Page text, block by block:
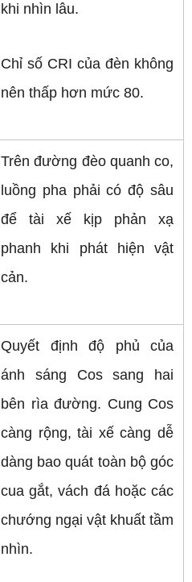
khi nhìn lâu.
Chỉ số CRI của đèn không
nên thấp hơn mức 80.
Trên đường đèo quanh co,
luồng pha phải có độ sâu
để tài xế kịp phản xạ
phanh khi phát hiện vật
cản.
Quyết định độ phủ của
ánh sáng Cos sang hai
bên rìa đường. Cung Cos
càng rộng, tài xế càng dễ
dàng bao quát toàn bộ góc
cua gắt, vách đá hoặc các
chướng ngại vật khuất tầm
nhìn.